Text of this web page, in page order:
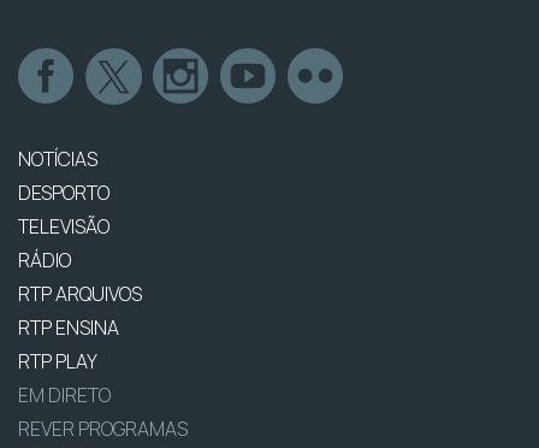
NOTÍCIAS
DESPORTO
TELEVISÃO
RÁDIO
RTP ARQUIVOS
RTP ENSINA
RTP PLAY
EM DIRETO
REVER PROGRAMAS